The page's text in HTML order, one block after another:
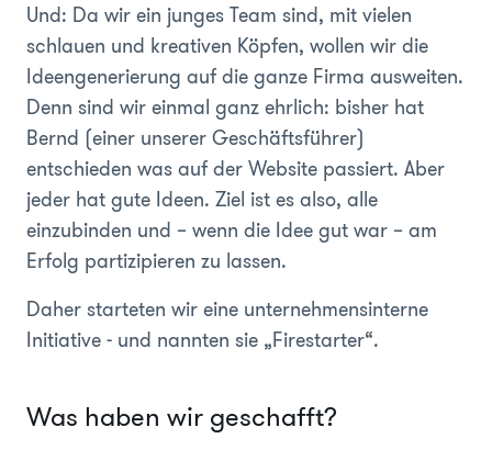
Und: Da wir ein junges Team sind, mit vielen
schlauen und kreativen Köpfen, wollen wir die
Ideengenerierung auf die ganze Firma ausweiten.
Denn sind wir einmal ganz ehrlich: bisher hat
Bernd (einer unserer Geschäftsführer)
entschieden was auf der Website passiert. Aber
jeder hat gute Ideen. Ziel ist es also, alle
einzubinden und – wenn die Idee gut war – am
Erfolg partizipieren zu lassen.
Daher starteten wir eine unternehmensinterne
Initiative - und nannten sie „Firestarter“.
Was haben wir geschafft?